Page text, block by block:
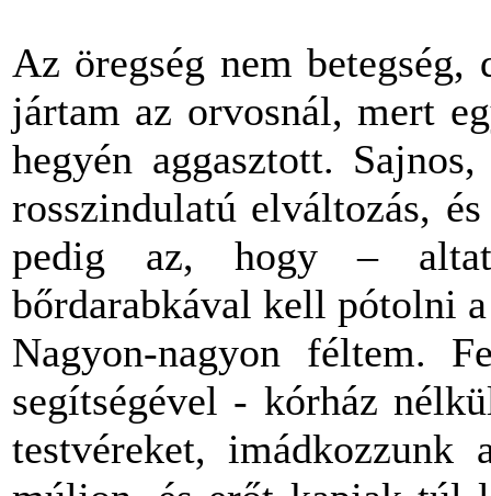
Az öregség nem
jártam az orvosnál, mert
hegyén aggasztott.
rosszindulatú elváltozás,
pedig az, hogy –
bőrdarabkával kell pótolni
Nagyon-nagyon féltem.
segítségével - kórház
testvéreket,